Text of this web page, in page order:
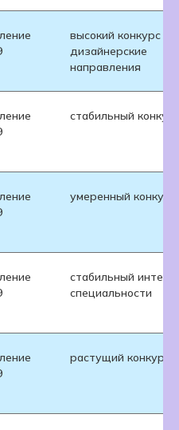
высокий конкурс на
дизайнерские
направления
стабильный
умеренный конкурс
стабильный
специальности
растущий конкурс